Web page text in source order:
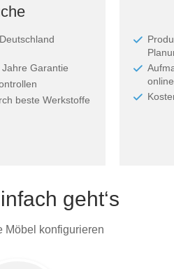
Garantie
beste Werkstoffe
geht‘s
Möbel konfigurieren